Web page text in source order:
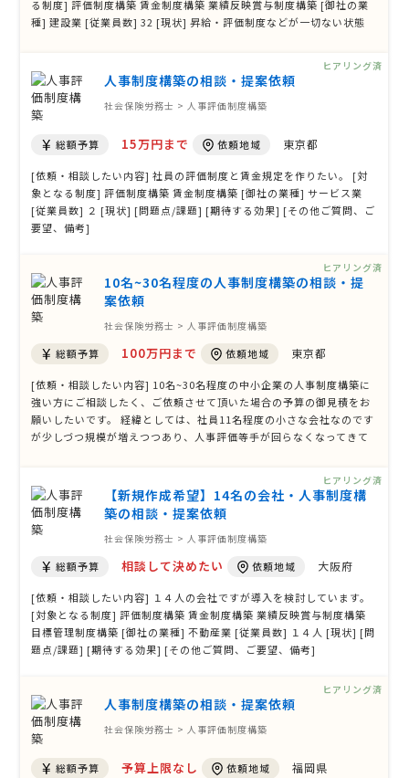
る制度] 評価制度構築 賃金制度構築 業績反映賞与制度構築 [御社の業
種] 建設業 [従業員数] 32 [現状] 昇給・評価制度などが一切ない状態
要望、 …
人事制度構築の相談・提案依頼
社会保険労務士 > 人事評価制度構築
総額予算 15万円まで 依頼地域 東京都
[依頼・相談したい内容] 社員の評価制度と賃金規定を作りたい。 [対
象となる制度] 評価制度構築 賃金制度構築 [御社の業種] サービス業
[従業員数] ２ [現状] [問題点/課題] [期待する効果] [その他ご質問、ご
要望、備考]
ヒアリング済
10名~30名程度の人事制度構築の相談・提
案依頼
社会保険労務士 > 人事評価制度構築
総額予算 100万円まで 依頼地域 東京都
[依頼・相談したい内容] 10名~30名程度の中小企業の人事制度構築に
強い方にご相談したく、ご依頼させて頂いた場合の予算の御見積をお
願いしたいです。 経緯としては、社員11名程度の小さな会社なのです
が少しづつ規模が増えつつあり、人事評価等手が回らなくなってきて
成、導入する運びとなりま …
ヒアリング済
【新規作成希望】14名の会社・人事制度構
築の相談・提案依頼
社会保険労務士 > 人事評価制度構築
総額予算 相談して決めたい 依頼地域 大阪府
[依頼・相談したい内容] １４人の会社ですが導入を検討しています。
[対象となる制度] 評価制度構築 賃金制度構築 業績反映賞与制度構築
目標管理制度構築 [御社の業種] 不動産業 [従業員数] １４人 [現状] [問
題点/課題] [期待する効果] [その他ご質問、ご要望、備考]
ヒアリング済
人事制度構築の相談・提案依頼
社会保険労務士 > 人事評価制度構築
総額予算 予算上限なし 依頼地域 福岡県
ヒアリング済